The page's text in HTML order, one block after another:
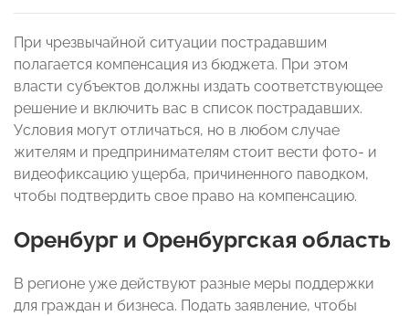
При чрезвычайной ситуации пострадавшим
полагается компенсация из бюджета. При этом
власти субъектов должны издать соответствующее
решение и включить вас в список пострадавших.
Условия могут отличаться, но в любом случае
жителям и предпринимателям стоит вести фото- и
видеофиксацию ущерба, причиненного паводком,
чтобы подтвердить свое право на компенсацию.
Оренбург и Оренбургская область
В регионе уже действуют разные меры поддержки
для граждан и бизнеса. Подать заявление, чтобы